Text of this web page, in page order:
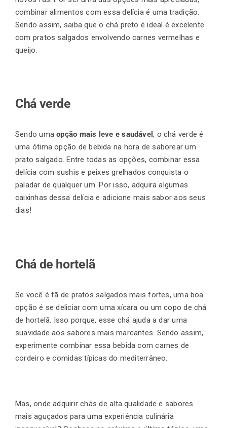
combinar alimentos com essa delícia é uma tradição.
Sendo assim, saiba que o chá preto é ideal é excelente
com pratos salgados envolvendo carnes vermelhas e
queijo.
Chá verde
Sendo uma opção mais leve e saudável, o chá verde é
uma ótima opção de bebida na hora de saborear um
prato salgado. Entre todas as opções, combinar essa
delícia com sushis e peixes grelhados conquista o
paladar de qualquer um. Por isso, adquira algumas
caixinhas dessa delícia e adicione mais sabor aos seus
dias!
Chá de hortelã
Se você é fã de pratos salgados mais fortes, uma boa
opção é se deliciar com uma xícara ou um copo de chá
de hortelã. Isso porque, esse chá ajuda a dar uma
suavidade aos sabores mais marcantes. Sendo assim,
experimente combinar essa bebida com carnes de
cordeiro e comidas típicas do mediterrâneo.
Mas, onde adquirir chás de alta qualidade e sabores
mais aguçados para uma experiência culinária